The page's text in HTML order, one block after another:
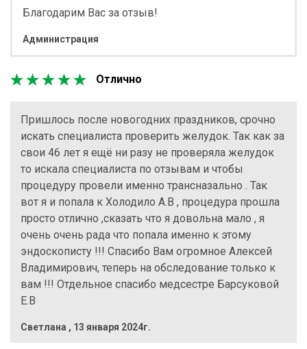
Благодарим Вас за отзыв!
Администрация
Отлично
Пришлось после новогодних праздников, срочно
искать специалиста проверить желудок. Так как за
свои 46 лет я ещё ни разу не проверяла желудок
то искала специалиста по отзывам и чтобы
процедуру провели именно трансназально . Так
вот я и попала к Холодило А.В , процедура прошла
просто отлично ,сказать что я довольна мало , я
очень очень рада что попала именно к этому
эндоскописту !!! Спасибо Вам огромное Алексей
Владимирович, теперь на обследование только к
вам !!! Отдельное спасибо медсестре Барсуковой
Е.В
Светлана , 13 января 2024г.